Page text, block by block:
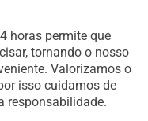
horas permite que
tornando o nosso
Valorizamos o
isso cuidamos de
responsabilidade.